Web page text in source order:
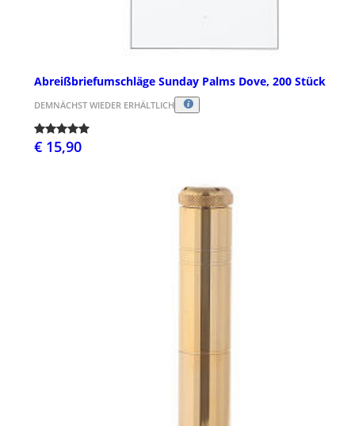
Abreißbriefumschläge Sunday Palms Dove, 200 Stück
DEMNÄCHST WIEDER ERHÄLTLICH
€ 15,90